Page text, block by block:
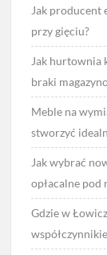
Jak producent
przy gięciu?
Jak hurtownia
braki
Meble na
stworzyć
Jak wybrać
opłacalne pod
Gdzie w